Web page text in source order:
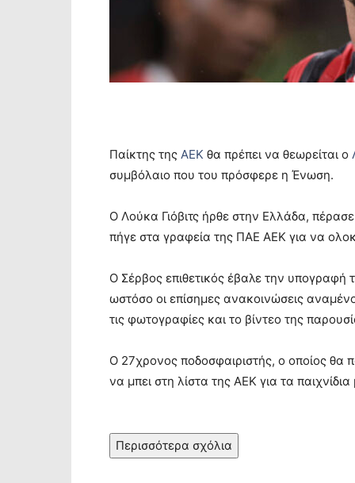
Παίκτης της ΑΕΚ θα πρέπει να θεωρείται ο
συμβόλαιο που του πρόσφερε η Ένωση.
Ο Λούκα Γιόβιτς ήρθε στην Ελλάδα, πέρασε
πήγε στα γραφεία της ΠΑΕ ΑΕΚ για να
Ο Σέρβος επιθετικός έβαλε την
ωστόσο οι επίσημες ανακοινώσεις
τις φωτογραφίες και το βίντεο της
Ο 27χρονος ποδοσφαιριστής, ο οποίος θα
να μπει στη λίστα της ΑΕΚ για τα
Περισσότερα σχόλια